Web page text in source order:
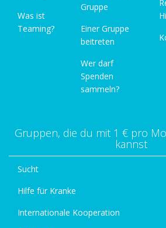
Was ist
Teaming?
Gruppe
Einer Gruppe
beitreten
Wer darf
Spenden
sammeln?
Gruppen, die du mit 1 € pro
kannst
Sucht
Hilfe für Kranke
Internationale Kooperation